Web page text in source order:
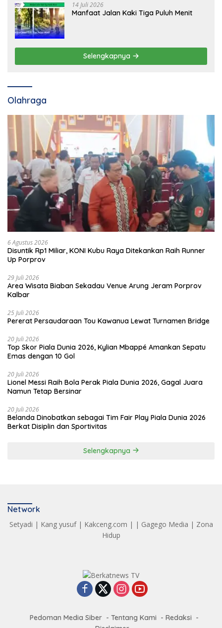
14 Juli 2026
Manfaat Jalan Kaki Tiga Puluh Menit
Selengkapnya
Olahraga
6 Agustus 2026
Disuntik Rp1 Miliar, KONI Kubu Raya Ditekankan Raih Runner
Up Porprov
29 Juli 2026
Area Wisata Biaban Sekadau Venue Arung Jeram Porprov
Kalbar
25 Juli 2026
Pererat Persaudaraan Tou Kawanua Lewat Turnamen Bridge
20 Juli 2026
Top Skor Piala Dunia 2026, Kylian Mbappé Amankan Sepatu
Emas dengan 10 Gol
20 Juli 2026
Lionel Messi Raih Bola Perak Piala Dunia 2026, Gagal Juara
Namun Tetap Bersinar
20 Juli 2026
Belanda Dinobatkan sebagai Tim Fair Play Piala Dunia 2026
Berkat Disiplin dan Sportivitas
Selengkapnya
Network
Setyadi | Kang yusuf| Kakceng.com | | Gagego Media | Zona
Hidup
Pedoman Media Siber Tentang Kami
Redaksi